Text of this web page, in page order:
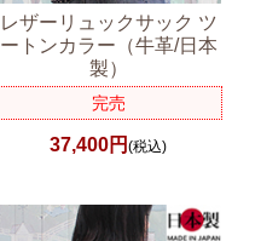
レザーリュックサック ツ
ートンカラー（牛革/日本
製）
完売
37,400円(税込)